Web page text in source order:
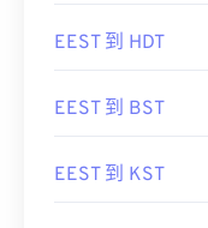
EEST 到 HDT
EEST 到 BST
EEST 到 KST